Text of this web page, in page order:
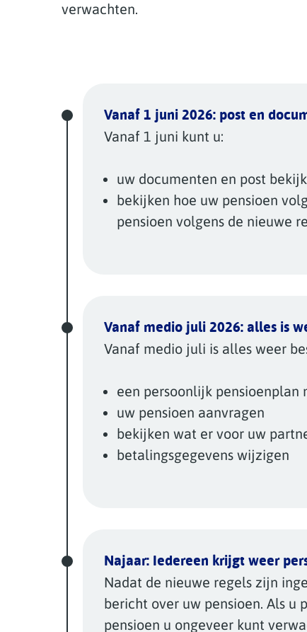
verwachten.
Vanaf 1 juni 2026: post en
Vanaf 1 juni kunt u:
uw documenten en post
bekijken hoe uw pensioen
pensioen volgens de nieuwe
Vanaf medio juli 2026: alles is
Vanaf medio juli is alles weer
een persoonlijk pensioenplan
uw pensioen aanvragen
bekijken wat er voor uw
betalingsgegevens wijzigen
Najaar: Iedereen krijgt weer
Nadat de nieuwe regels zijn
bericht over uw pensioen. Als u
pensioen u ongeveer kunt